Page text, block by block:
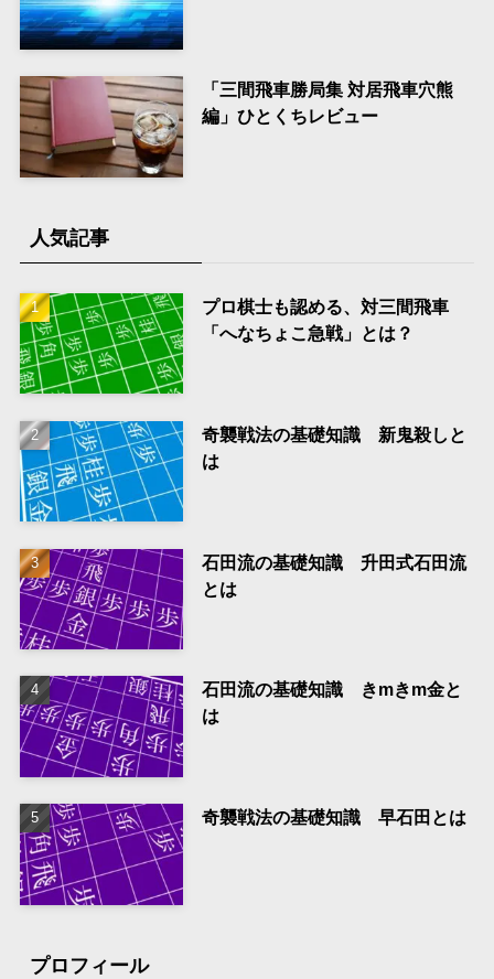
「三間飛車勝局集 対居飛車穴熊
編」ひとくちレビュー
人気記事
プロ棋士も認める、対三間飛車
「へなちょこ急戦」とは？
奇襲戦法の基礎知識 新鬼殺しと
は
石田流の基礎知識 升田式石田流
とは
石田流の基礎知識 きmきm金と
は
奇襲戦法の基礎知識 早石田とは
プロフィール